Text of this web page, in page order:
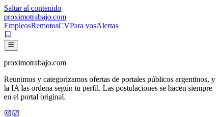
Saltar al contenido
proximotrabajo.com
EmpleosRemotosCVPara vosAlertas
proximotrabajo.com
Reunimos y categorizamos ofertas de portales públicos argentinos, y
la IA las ordena según tu perfil. Las postulaciones se hacen siempre
en el portal original.